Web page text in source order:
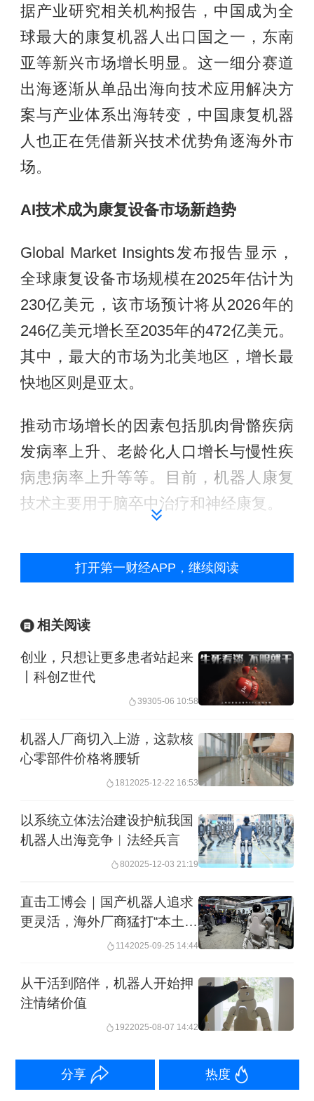
据产业研究相关机构报告，中国成为全
球最大的康复机器人出口国之一，东南
亚等新兴市场增长明显。这一细分赛道
出海逐渐从单品出海向技术应用解决方
案与产业体系出海转变，中国康复机器
人也正在凭借新兴技术优势角逐海外市
场。
AI技术成为康复设备市场新趋势
Global Market Insights发布报告显示，
全球康复设备市场规模在2025年估计为
230亿美元，该市场预计将从2026年的
246亿美元增长至2035年的472亿美元。
其中，最大的市场为北美地区，增长最
快地区则是亚太。
推动市场增长的因素包括肌肉骨骼疾病
发病率上升、老龄化人口增长与慢性疾
病患病率上升等等。目前，机器人康复
技术主要用于脑卒中治疗和神经康复。
AI等技术的结合应用受到多位海外客户
复市场中的最新应用趋势，行业正在利
用新技术从患者身上获取更多的数据，
感器、脑机接口等技术。他还认为，AI
带来的颠覆性变革，在于能够将机器人
同合作的技术伙伴。
苏黎世联邦理工学院运动与感官系统实
验室主导人Robert Riener也讲述了自己
的观察。他介绍，可以利用AI预防多种
症状和疾病，比如监测患者的生理数
用这些数据来预测某些症状、疾病，或
是他们的康复进程。
名古屋大学大学院医学系研究科特聘教
授Shingo Shimoda也在分享中介绍，游
打开第一财经APP，继续阅读
相关阅读
创业，只想让更多患者站起来
丨科创Z世代
39305-06 10:58
机器人厂商切入上游，这款核
心零部件价格将腰斩
1812025-12-22 16:53
以系统立体法治建设护航我国
机器人出海竞争︱法经兵言
802025-12-03 21:19
直击工博会｜国产机器人追求
更灵活，海外厂商猛打“本土
1142025-09-25 14:44
从干活到陪伴，机器人开始押
注情绪价值
1922025-08-07 14:42
分享 热度